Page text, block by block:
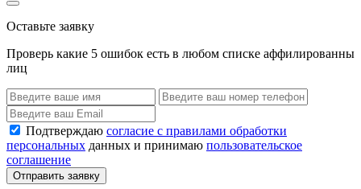
Оставьте заявку
Проверь какие 5 ошибок есть в любом списке аффилированны
лиц
Подтверждаю согласие с правилами обработки
персональных данных и принимаю пользовательское
соглашение
Отправить заявку